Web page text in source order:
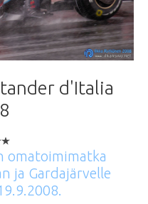
d'Italia
omatoimimatka
ja Gardajärvelle